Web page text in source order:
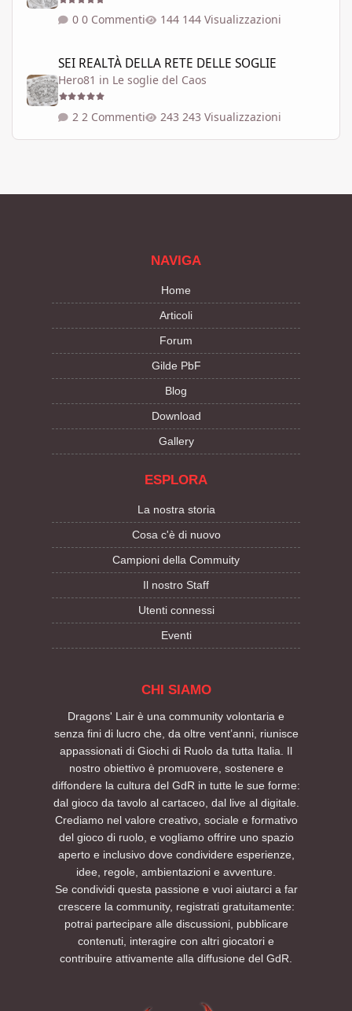
0 Commenti 144 Visualizzazioni
SEI REALTÀ DELLA RETE DELLE SOGLIE
Hero81 in Le soglie del Caos
2 Commenti 243 Visualizzazioni
NAVIGA
Home
Articoli
Forum
Gilde PbF
Blog
Download
Gallery
ESPLORA
La nostra storia
Cosa c'è di nuovo
Campioni della Commuity
Il nostro Staff
Utenti connessi
Eventi
CHI SIAMO
Dragons' Lair è una community volontaria e
senza fini di lucro che, da oltre vent’anni, riunisce
appassionati di Giochi di Ruolo da tutta Italia. Il
nostro obiettivo è promuovere, sostenere e
diffondere la cultura del GdR in tutte le sue forme:
dal gioco da tavolo al cartaceo, dal live al digitale.
Crediamo nel valore creativo, sociale e formativo
del gioco di ruolo, e vogliamo offrire uno spazio
aperto e inclusivo dove condividere esperienze,
idee, regole, ambientazioni e avventure.
Se condividi questa passione e vuoi aiutarci a far
crescere la community, registrati gratuitamente:
potrai partecipare alle discussioni, pubblicare
contenuti, interagire con altri giocatori e
contribuire attivamente alla diffusione del GdR.